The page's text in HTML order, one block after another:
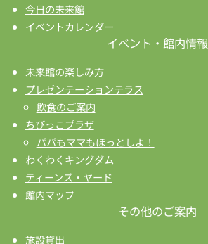
今日の未来館
イベントカレンダー
イベント・館内情報
未来館の楽しみ方
プレゼンテーションテラス
飲食のご案内
ちびっこプラザ
パパもママもほっとしよ！
わくわくキングダム
ティーンズ・ヤード
館内マップ
その他のご案内
施設貸出